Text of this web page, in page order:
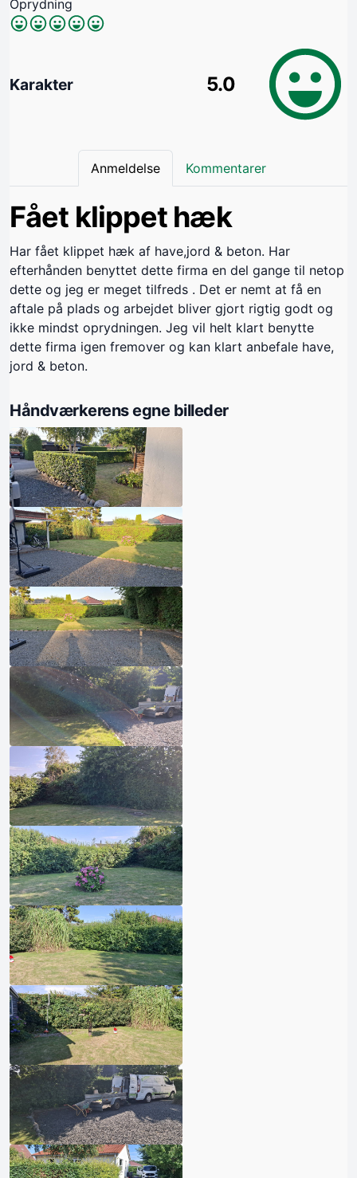
Oprydning
Karakter 5.0
Anmeldelse Kommentarer
Fået klippet hæk
Har fået klippet hæk af have,jord & beton. Har
efterhånden benyttet dette firma en del gange til netop
dette og jeg er meget tilfreds . Det er nemt at få en
aftale på plads og arbejdet bliver gjort rigtig godt og
ikke mindst oprydningen. Jeg vil helt klart benytte
dette firma igen fremover og kan klart anbefale have,
jord & beton.
Håndværkerens egne billeder